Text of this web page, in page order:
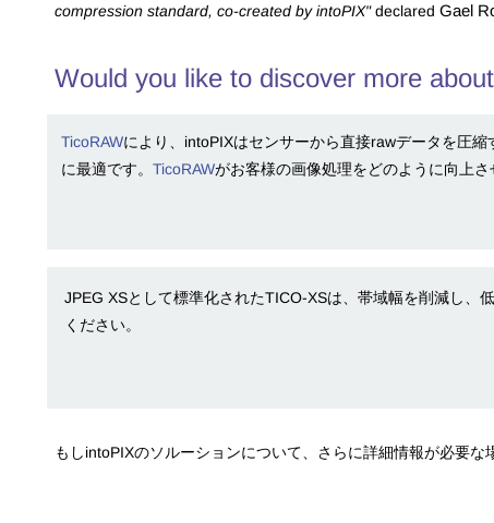
compression standard, co-created by intoPIX"declared Gael
Would you like to discover more
TicoRAWにより、intoPIXはセンサーから直接rawデータを圧
に最適です。 TicoRAWがお客様の画像処理をどのように向上
JPEG XSとして標準化されたTICO-XSは、帯域幅を削減し、
ください。
もしintoPIXのソルーションについて、さらに詳細情報が必要な